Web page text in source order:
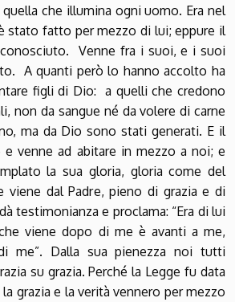
che illumina ogni uomo. Era nel
stato fatto per mezzo di lui; eppure il
Venne fra i suoi, e i suoi
A quanti però lo hanno accolto ha
figli di Dio: a quelli che credono
non da sangue né da volere di carne
ma da Dio sono stati generati. E il
e venne ad abitare in mezzo a noi; e
la sua gloria, gloria come del
viene dal Padre, pieno di grazia e di
testimonianza e proclama: “Era di lui
viene dopo di me è avanti a me,
me”. Dalla sua pienezza noi tutti
su grazia. Perché la Legge fu data
grazia e la verità vennero per mezzo